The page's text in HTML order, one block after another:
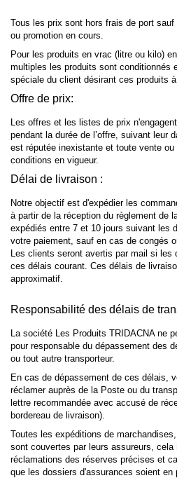
Tous les prix sont hors frais de port
ou promotion en cours.
Pour les produits en vrac (litre ou kilo)
multiples les produits sont conditionnés
spéciale du client désirant ces produits
Offre de prix:
Les offres et les listes de prix
pendant la durée de l’offre, suivant leur
est réputée inexistante et toute vente
conditions en vigueur.
Délai de livraison :
Notre objectif est d'expédier les
à partir de la réception du règlement de
expédiés entre 7 et 10 jours suivant les
votre paiement, sauf en cas de congés
Les clients seront avertis par mail si les
ces délais courant. Ces délais de
approximatif.
Responsabilité des délais de
La société Les Produits TRIDACNA ne
pour responsable du dépassement des
ou tout autre transporteur.
En cas de dépassement de ces délais,
réclamer auprès de la Poste ou du
lettre recommandée avec accusé de
bordereau de livraison).
Toutes les expéditions de
sont couvertes par leurs assureurs, cela
réclamations des réserves précises et
que les dossiers d'assurances soient en